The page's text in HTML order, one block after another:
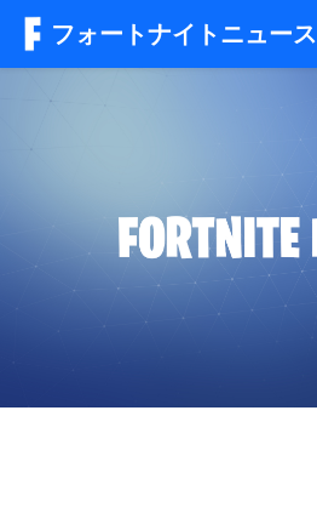
フォートナイトニュース